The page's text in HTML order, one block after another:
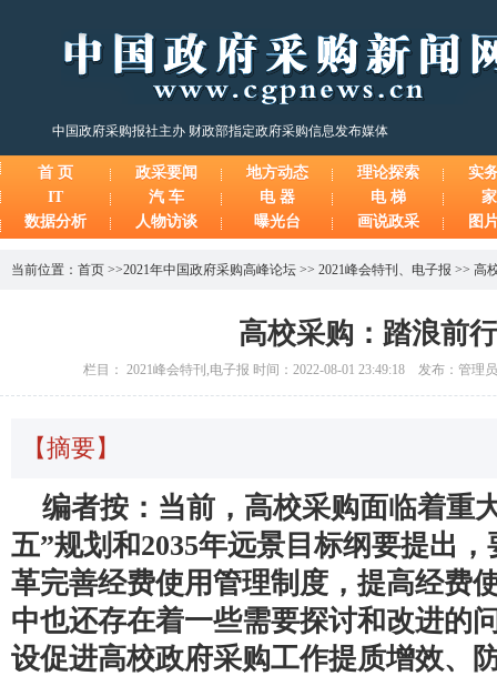
中国政府采购报社主办 财政部指定政府采购信息发布媒体
首 页 政采要闻 地方动态 理论探索
实
IT
汽 车 电 器 电 梯
数据分析
人物访谈 曝光台 画说政采 图
当前位置： 首页 >>2021年中国政府采购高峰论坛 >> 2021峰会特刊 、 电子报 >> 高
高校采购：踏浪前
栏目： 2021峰会特刊,电子报 时间：2022-08-01 23:49:18 发布：管理
【摘要】
编者按：当前，高校采购面临着重
五”规划和2035年远景目标纲要提出
革完善经费使用管理制度，提高经费
中也还存在着一些需要探讨和改进的
设促进高校政府采购工作提质增效、